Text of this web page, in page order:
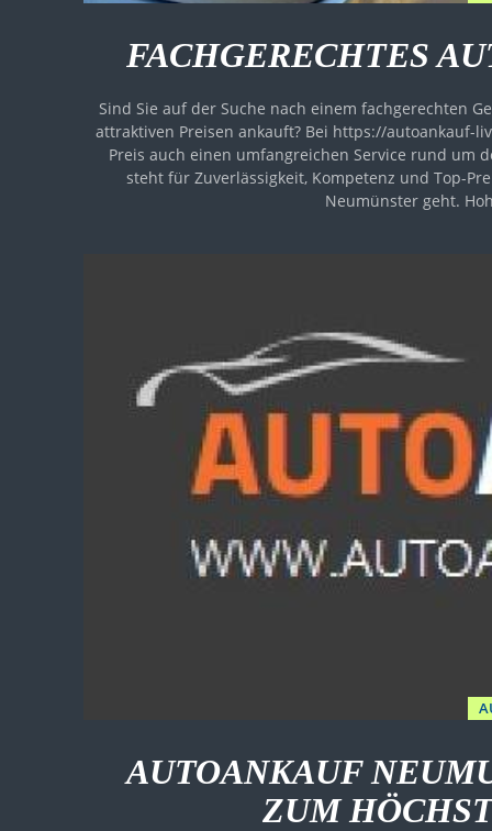
FACHGERECHTES
Sind Sie auf der Suche nach einem fachgerechten
attraktiven Preisen ankauft? Bei https://autoankauf-
Preis auch einen umfangreichen Service rund um den
steht für Zuverlässigkeit, Kompetenz und Top-Preise Wir sind Ihr Ansprechpartner, wenn es um den
Neumünster geht.
AUTOANKAUF
ZUM